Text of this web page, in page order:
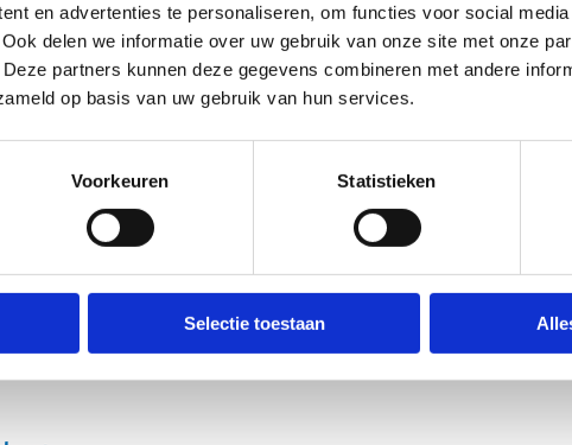
en advertenties te personaliseren, om functies voor social
delen we informatie over uw gebruik van onze site met onze
partners kunnen deze gegevens combineren met andere
op basis van uw gebruik van hun services.
Voorkeuren Statistieken
Selectie toestaan